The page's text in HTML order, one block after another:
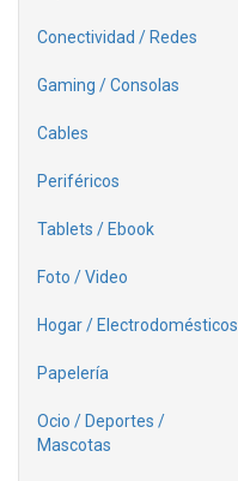
Conectividad / Redes
Gaming / Consolas
Cables
Periféricos
Tablets / Ebook
Foto / Video
Hogar / Electrodomésticos
Papelería
Ocio / Deportes /
Mascotas